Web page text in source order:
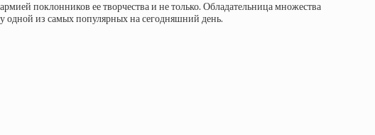
поклонников ее творчества и не только. Обладательница множества
одной из самых популярных на сегодняшний день.